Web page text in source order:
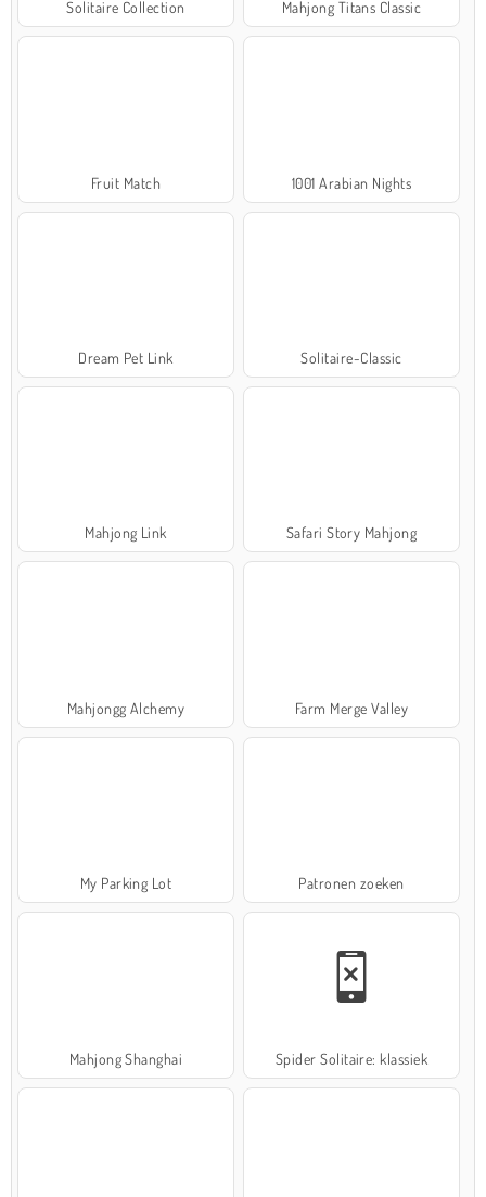
Solitaire Collection Mahjong Titans Classic
Fruit Match 1001 Arabian Nights
Dream Pet Link Solitaire-Classic
Mahjong Link Safari Story Mahjong
Mahjongg Alchemy Farm Merge Valley
My Parking Lot Patronen zoeken
Mahjong Shanghai Spider Solitaire: klassiek